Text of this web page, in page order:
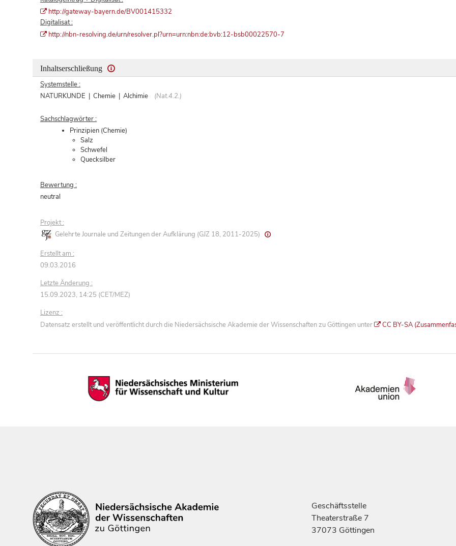
http://gateway-bayern.de/BV001415332
Digitalisat :
http://nbn-resolving.de/urn/resolver.pl?urn=urn:nbn:de:bvb:12-bsb00022570-7
Inhaltserschließung
Systemstelle :
NATURKUNDE | Chemie | Alchimie
(Nat.4.2.)
Sachschlagwörter :
Prinzipien (Chemie)
Salz
Schwefel
Quecksilber
Bewertung :
neutral
Projekt :
Gelehrte Journale und Zeitungen der Aufklärung (GJZ 18, 2011-2025)
Erstellt am :
09.03.2016
Letzte Änderung :
15.09.2023, 14:25 (CET/MEZ)
Lizenz :
Datensatz erstellt und veröffentlicht durch die Niedersächsische Akademie der Wissenschaften zu Göttingen unter
CC BY-SA
Geschäftsstelle
Theaterstraße 7
37073 Göttingen